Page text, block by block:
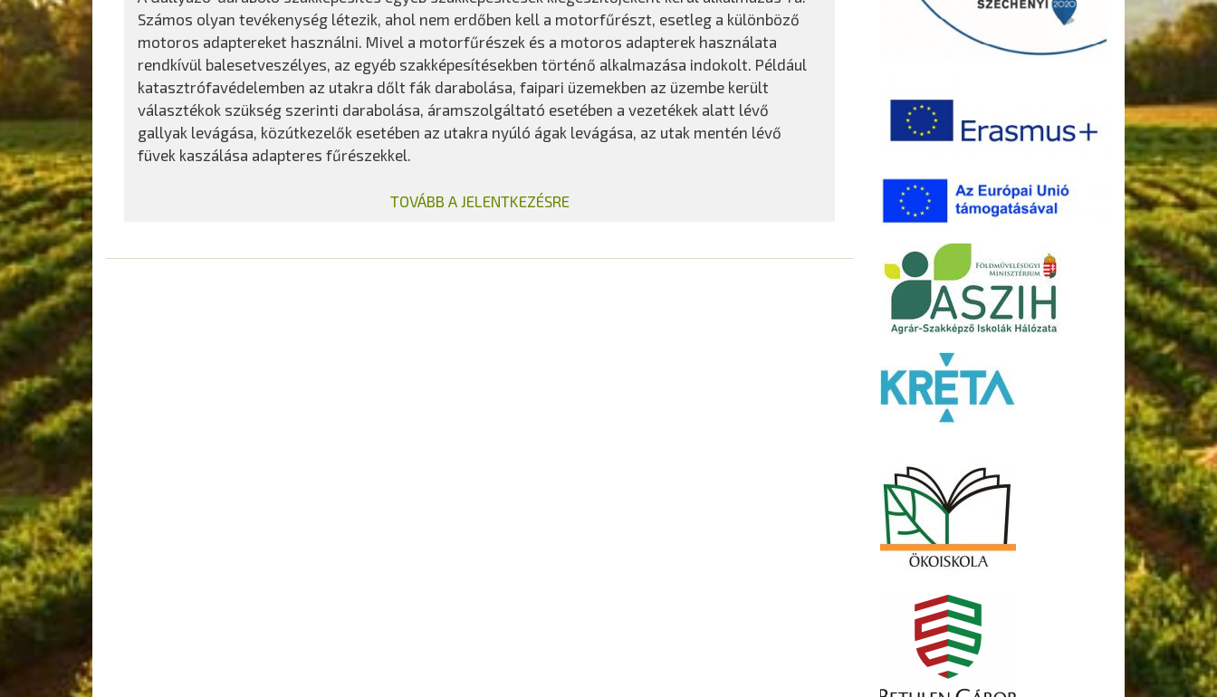
Számos olyan tevékenység létezik, ahol nem erdőben kell a motorfűrészt, esetleg a különböző
motoros adaptereket használni. Mivel a motorfűrészek és a motoros adapterek használata
rendkívül balesetveszélyes, az egyéb szakképesítésekben történő alkalmazása indokolt. Például
katasztrófavédelemben az utakra dőlt fák darabolása, faipari üzemekben az üzembe került
választékok szükség szerinti darabolása, áramszolgáltató esetében a vezetékek alatt lévő
gallyak levágása, közútkezelők esetében az utakra nyúló ágak levágása, az utak mentén lévő
füvek kaszálása adapteres fűrészekkel.
TOVÁBB A JELENTKEZÉSRE